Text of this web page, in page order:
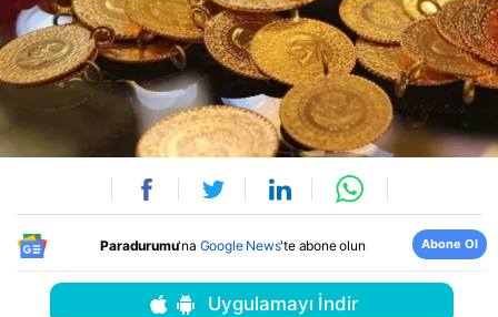
Paradurumu'na Google News'te abone olun Abone Ol
Uygulamayı İndir